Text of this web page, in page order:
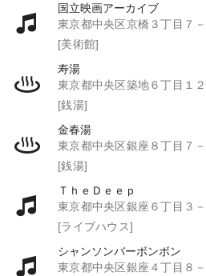
国立映画アーカイブ
東京都中央区京橋３丁目７－
[美術館]
寿湯
東京都中央区築地６丁目１
[銭湯]
金春湯
東京都中央区銀座８丁目７－
[銭湯]
ＴｈｅＤｅｅｐ
東京都中央区銀座６丁目３
[ライブハウス]
シャンソンバーボンボン
東京都中央区銀座４丁目８